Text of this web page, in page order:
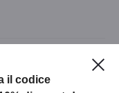
il codice